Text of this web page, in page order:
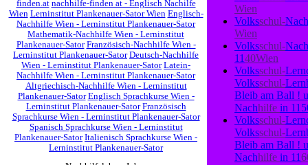
finden.at nachhilfe-finden at - Englisch Nachilfe
Wien Lerninstitut Plankenauer-Sator Wien Englisch-
Nachhilfe Wien - Lerninstitut Plankenauer-Sator
Mathematik-Nachhilfe Wien - Lerninstitut
Plankenauer-Sator Französisch-Nachhilfe Wien -
Lerninstitut Plankenauer-Sator Deutsch-Nachhilfe
Wien - Lerninstitut Plankenauer-Sator Latein-
Nachhilfe Wien - Lerninstitut Plankenauer-Sator
Altgriechisch-Nachhilfe Wien - Lerninstitut
Plankenauer-Sator Englisch Sprachkurse Wien -
Lerninstitut Plankenauer-Sator Französisch
Sprachkurse Wien - Lerninstitut Plankenauer-Sator
Spanisch Sprachkurse Wien - Lerninstitut
Plankenauer-Sator Italienisch Sprachkurse Wien -
Lerninstitut Plankenauer-Sator
Wien
Volksschul-Nach
Wien
Volksschul-Nach
1140Wien
Volksschul-
Volksschul-
Bleib am Ball !
Nachhilfe in
Volksschul-
Volksschul-
Bleib am Ball !
Nachhilfe in 11